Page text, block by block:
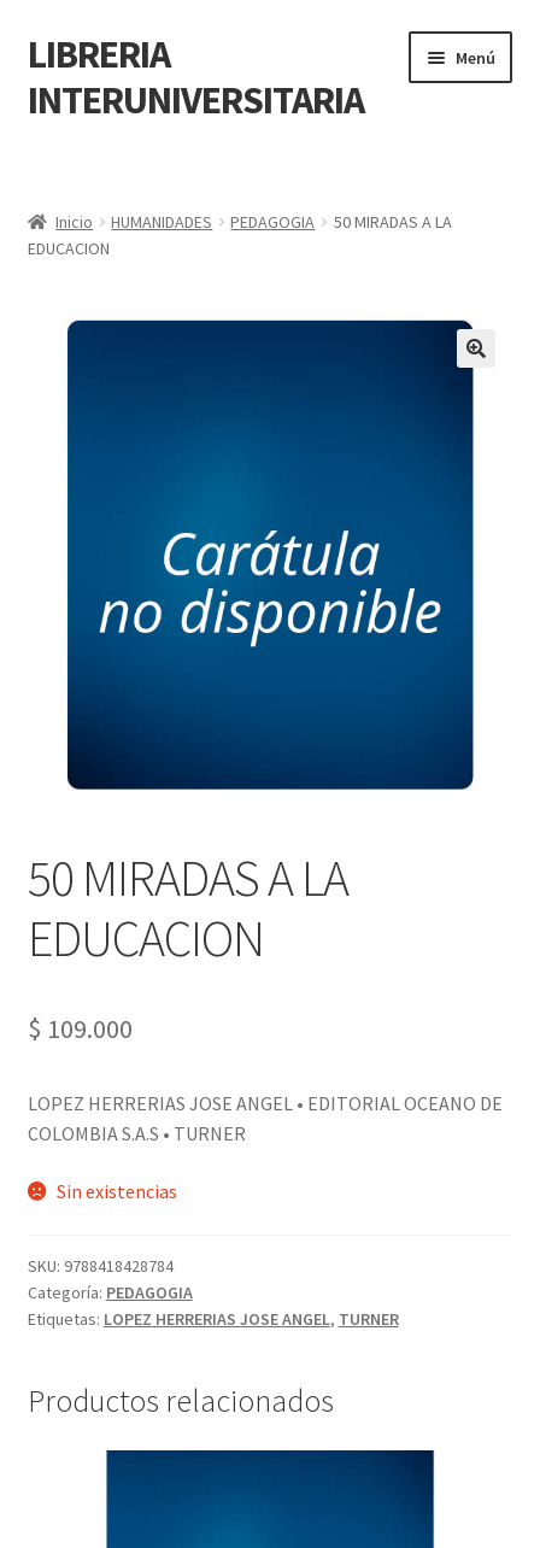
LIBRERIA
INTERUNIVERSITARIA
Menú
Carrito
POLÍTICA DE MANEJO DE INFORMACIÓN Y DATOS
PERSONALES DE CORPORACIÓN INTERUNIVERSITARIA DE
SERVICIO
Tienda
Inicio HUMANIDADES PEDAGOGIA
50 MIRADAS A LA
EDUCACION
50 MIRADAS A LA
EDUCACION
$ 109.000
LOPEZ HERRERIAS JOSE ANGEL • EDITORIAL OCEANO DE
COLOMBIA S.A.S • TURNER
Sin existencias
SKU: 9788418428784
Categoría: PEDAGOGIA
Etiquetas: LOPEZ HERRERIAS JOSE ANGEL, TURNER
Productos relacionados